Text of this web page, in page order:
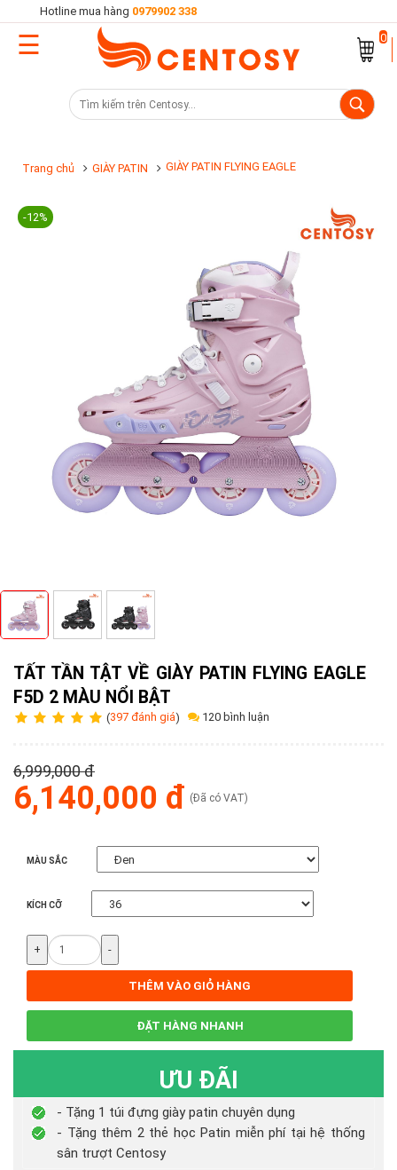
Trang
338
Hotline mua hàng 0979902 338
0
☰
Trang chủ GIÀY PATIN GIÀY PATIN FLYING EAGLE
-12%
TẤT TẦN TẬT VỀ GIÀY PATIN FLYING EAGLE
F5D 2 MÀU NỔI BẬT
(397 đánh giá) 120 bình luận
6,999,000 đ
6,140,000 đ (Đã có VAT)
MÀU SẮC
KÍCH CỠ
+ -
THÊM VÀO GIỎ HÀNG
ĐẶT HÀNG NHANH
ƯU ĐÃI
- Tặng 1 túi đựng giày patin chuyên dụng
- Tặng thêm 2 thẻ học Patin miễn phí tại hệ thống
sân trượt Centosy